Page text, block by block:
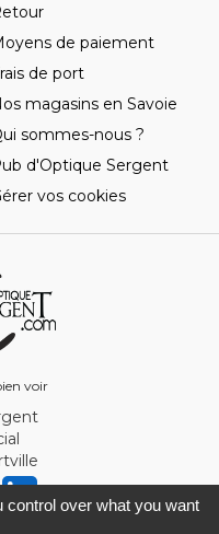
voir
de paiement
de port
magasins en Savoie
sommes-nous ?
d'Optique Sergent
vos cookies
over what you want